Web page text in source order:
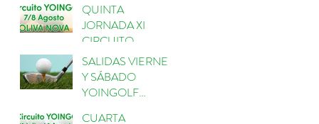
ESCORPIÓN
QUINTA
JORNADA XI
CIRCUITO
YOINGOLF 2026
EN OLIVANOVA
GOLF
SALIDAS VIERNES
Y SÁBADO
YOINGOLF
CUARTA